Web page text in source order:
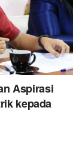
Aspirasi
kepada